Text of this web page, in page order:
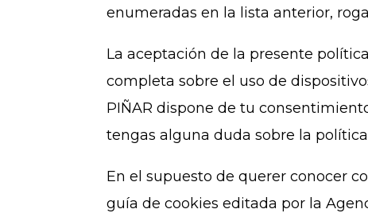
enumeradas en la lista anterior,
La aceptación de la presente
completa sobre el uso de
PIÑARdispone de tu
tengas alguna duda sobre la
En el supuesto de querer conocer
guía de cookies editada por la